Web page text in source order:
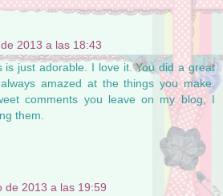
2013 a las 18:43
is just adorable. I love it. You did a great
amazed at the things you make.
comments you leave on my blog, I
them.
de 2013 a las 19:59